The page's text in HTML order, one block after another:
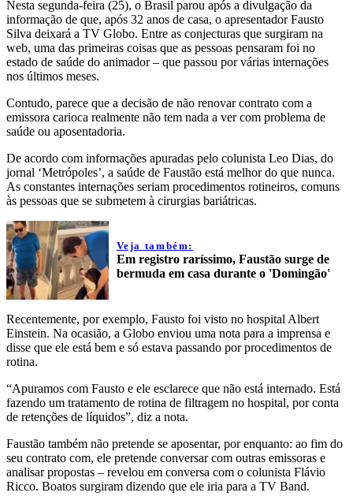
Nesta segunda-feira (25), o Brasil parou após a divulgação da
informação de que, após 32 anos de casa, o apresentador Fausto
Silva deixará a TV Globo. Entre as conjecturas que surgiram na
web, uma das primeiras coisas que as pessoas pensaram foi no
estado de saúde do animador – que passou por várias internações
nos últimos meses.
Contudo, parece que a decisão de não renovar contrato com a
emissora carioca realmente não tem nada a ver com problema de
saúde ou aposentadoria.
De acordo com informações apuradas pelo colunista Leo Dias, do
jornal ‘Metrópoles’, a saúde de Faustão está melhor do que nunca.
As constantes internações seriam procedimentos rotineiros, comuns
às pessoas que se submetem à cirurgias bariátricas.
Veja também:
Em registro raríssimo, Faustão surge de
bermuda em casa durante o 'Domingão'
Recentemente, por exemplo, Fausto foi visto no hospital Albert
Einstein. Na ocasião, a Globo enviou uma nota para a imprensa e
disse que ele está bem e só estava passando por procedimentos de
rotina.
“Apuramos com Fausto e ele esclarece que não está internado. Está
fazendo um tratamento de rotina de filtragem no hospital, por conta
de retenções de líquidos”, diz a nota.
Faustão também não pretende se aposentar, por enquanto: ao fim do
seu contrato com, ele pretende conversar com outras emissoras e
analisar propostas – revelou em conversa com o colunista Flávio
Ricco. Boatos surgiram dizendo que ele iria para a TV Band.